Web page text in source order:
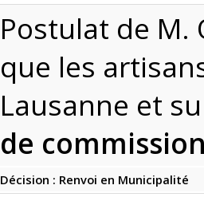
Postulat de M.
que les
Lausanne et
de
Décision : Renvoi en Municipalité